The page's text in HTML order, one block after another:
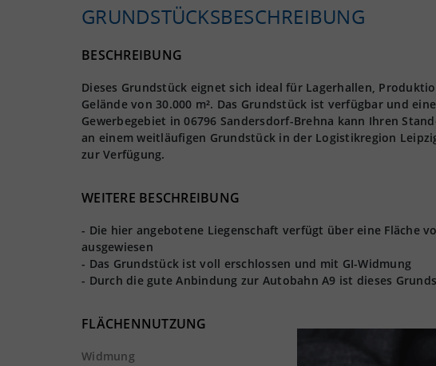
GRUNDSTÜCKS­BESCHREIBUNG
BESCHREIBUNG
Dieses Grundstück eignet sich ideal für Lagerhallen,
Gelände von 30.000 m². Das Grundstück ist verfügbar und
Gewerbegebiet in 06796 Sandersdorf-Brehna kann Ihren
an einem weitläufigen Grundstück in der Logistikregion
zur Verfügung.
WEITERE BESCHREIBUNG
- Die hier angebotene Liegenschaft verfügt über eine Fläche
ausgewiesen
- Das Grundstück ist voll erschlossen und mit GI-Widmung
- Durch die gute Anbindung zur Autobahn A9 ist dieses
FLÄCHENNUTZUNG
Widmung